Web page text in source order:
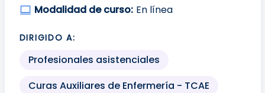
Modalidad de curso: En línea
DIRIGIDO A:
Profesionales asistenciales
Curas Auxiliares de Enfermería - TCAE